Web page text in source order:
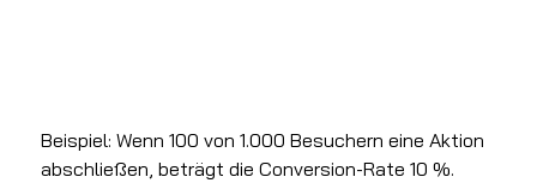
Beispiel: Wenn 100 von 1.000 Besuchern eine Aktion
abschließen, beträgt die Conversion-Rate 10 %.